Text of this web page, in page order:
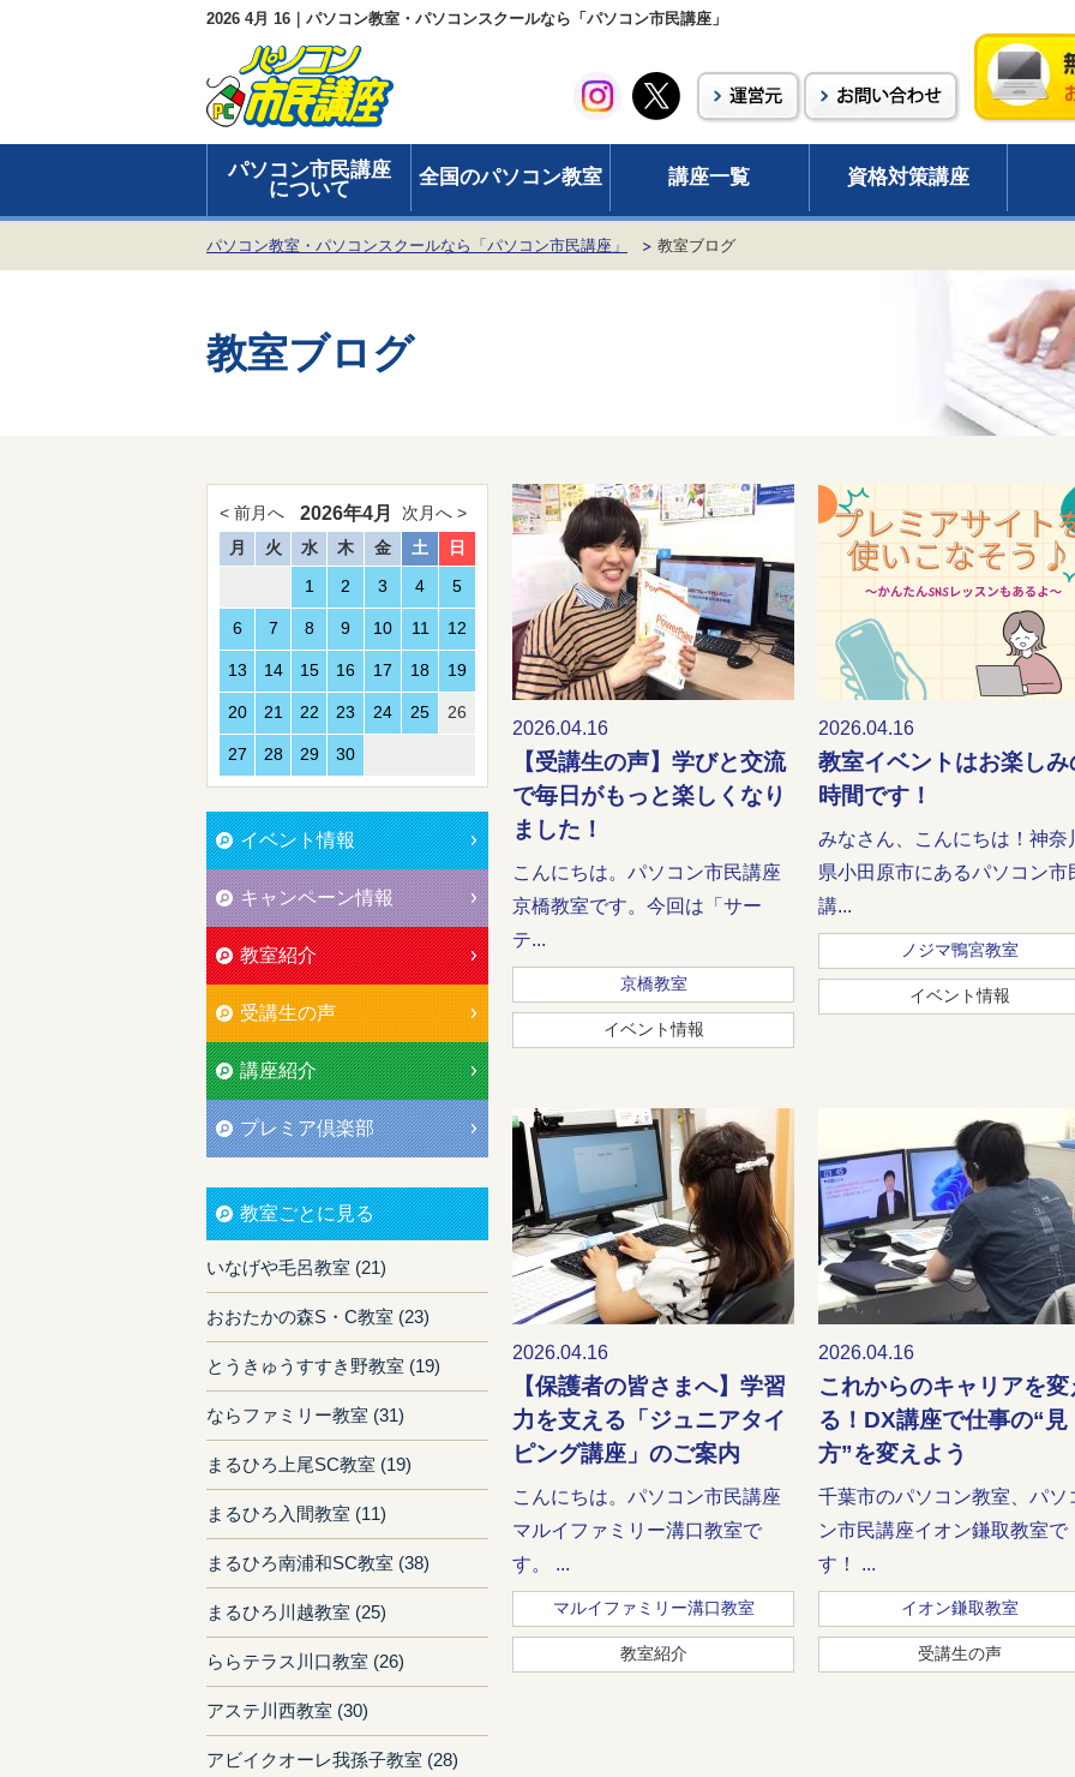
2026 4月 16｜パソコン教室・パソコンスクールなら「パソコン市民講座」
パソコン市民講座
について
全国のパソコン教室 講座一覧 資格対策講座
パソコン教室・パソコンスクールなら「パソコン市民講座」 教室ブログ
教室ブログ
2026.04.16
【受講生の声】学びと交流
で毎日がもっと楽しくなり
ました！
こんにちは。パソコン市民講座
京橋教室です。今回は「サー
テ...
京橋教室
イベント情報
2026.04.16
教室イベントはお楽しみ
時間です！
みなさん、こんにちは！神奈
県小田原市にあるパソコン市
講...
ノジマ鴨宮教室
イベント情報
2026.04.16
【保護者の皆さまへ】学習
力を支える「ジュニアタイ
ピング講座」のご案内
こんにちは。パソコン市民講座
マルイファミリー溝口教室で
す。 ...
マルイファミリー溝口教室
教室紹介
2026.04.16
これからのキャリアを変
る！DX講座で仕事の“見
方”を変えよう
千葉市のパソコン教室、パソ
ン市民講座イオン鎌取教室で
す！ ...
イオン鎌取教室
受講生の声
< 前月へ 2026年4月
次月へ >
月
火 水 木 金 土 日
1 2 3 4 5
6 7 8 9 10 11 12
13 14 15 16 17 18 19
20 21 22 23 24 25 26
27 28 29 30
イベント情報
キャンペーン情報
教室紹介
受講生の声
講座紹介
プレミア倶楽部
教室ごとに見る
いなげや毛呂教室 (21)
おおたかの森S・C教室 (23)
とうきゅうすすき野教室 (19)
ならファミリー教室 (31)
まるひろ上尾SC教室 (19)
まるひろ入間教室 (11)
まるひろ南浦和SC教室 (38)
まるひろ川越教室 (25)
ららテラス川口教室 (26)
アステ川西教室 (30)
アビイクオーレ我孫子教室 (28)